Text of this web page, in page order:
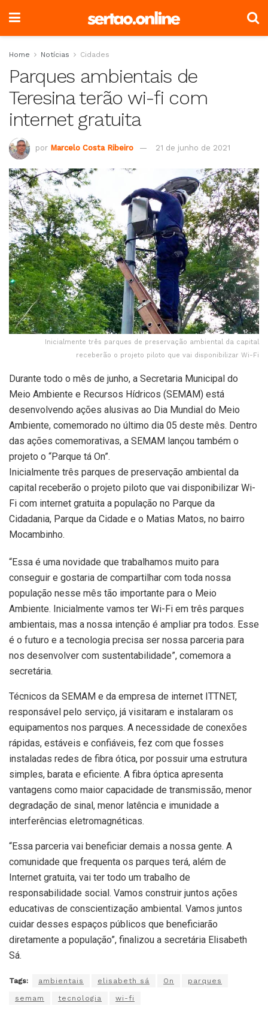
Home Notícias Cidades
Parques ambientais de
Teresina terão wi-fi com
internet gratuita
por Marcelo Costa Ribeiro 21 de junho de 2021
Inicialmente três parques de preservação ambiental da capital
receberão o projeto piloto que vai disponibilizar Wi-Fi
Durante todo o mês de junho, a Secretaria Municipal do
Meio Ambiente e Recursos Hídricos (SEMAM) está
desenvolvendo ações alusivas ao Dia Mundial do Meio
Ambiente, comemorado no último dia 05 deste mês. Dentro
das ações comemorativas, a SEMAM lançou também o
projeto o “Parque tá On”.
Inicialmente três parques de preservação ambiental da
capital receberão o projeto piloto que vai disponibilizar Wi-
Fi com internet gratuita a população no Parque da
Cidadania, Parque da Cidade e o Matias Matos, no bairro
Mocambinho.
“Essa é uma novidade que trabalhamos muito para
conseguir e gostaria de compartilhar com toda nossa
população nesse mês tão importante para o Meio
Ambiente. Inicialmente vamos ter Wi-Fi em três parques
ambientais, mas a nossa intenção é ampliar pra todos. Esse
é o futuro e a tecnologia precisa ser nossa parceria para
nos desenvolver com sustentabilidade”, comemora a
secretária.
Técnicos da SEMAM e da empresa de internet ITTNET,
responsável pelo serviço, já visitaram e instalaram os
equipamentos nos parques. A necessidade de conexões
rápidas, estáveis e confiáveis, fez com que fosses
instaladas redes de fibra ótica, por possuir uma estrutura
simples, barata e eficiente. A fibra óptica apresenta
vantagens como maior capacidade de transmissão, menor
degradação de sinal, menor latência e imunidade a
interferências eletromagnéticas.
“Essa parceria vai beneficiar demais a nossa gente. A
comunidade que frequenta os parques terá, além de
Internet gratuita, vai ter todo um trabalho de
responsabilidade social. Vamos construir juntos ações
educativas de conscientização ambiental. Vamos juntos
cuidar desses espaços públicos que beneficiarão
diretamente a população”, finalizou a secretária Elisabeth
Sá.
Tags: ambientais elisabeth sá On parques
semam tecnologia wi-fi